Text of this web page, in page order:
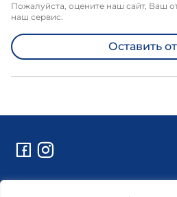
Пожалуйста, оцените наш сайт, Ваш
наш сервис.
Оставить